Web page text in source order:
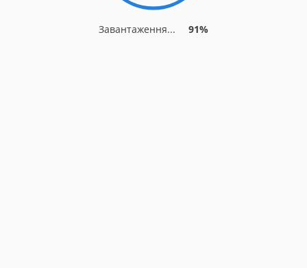
Завантаження... 91%